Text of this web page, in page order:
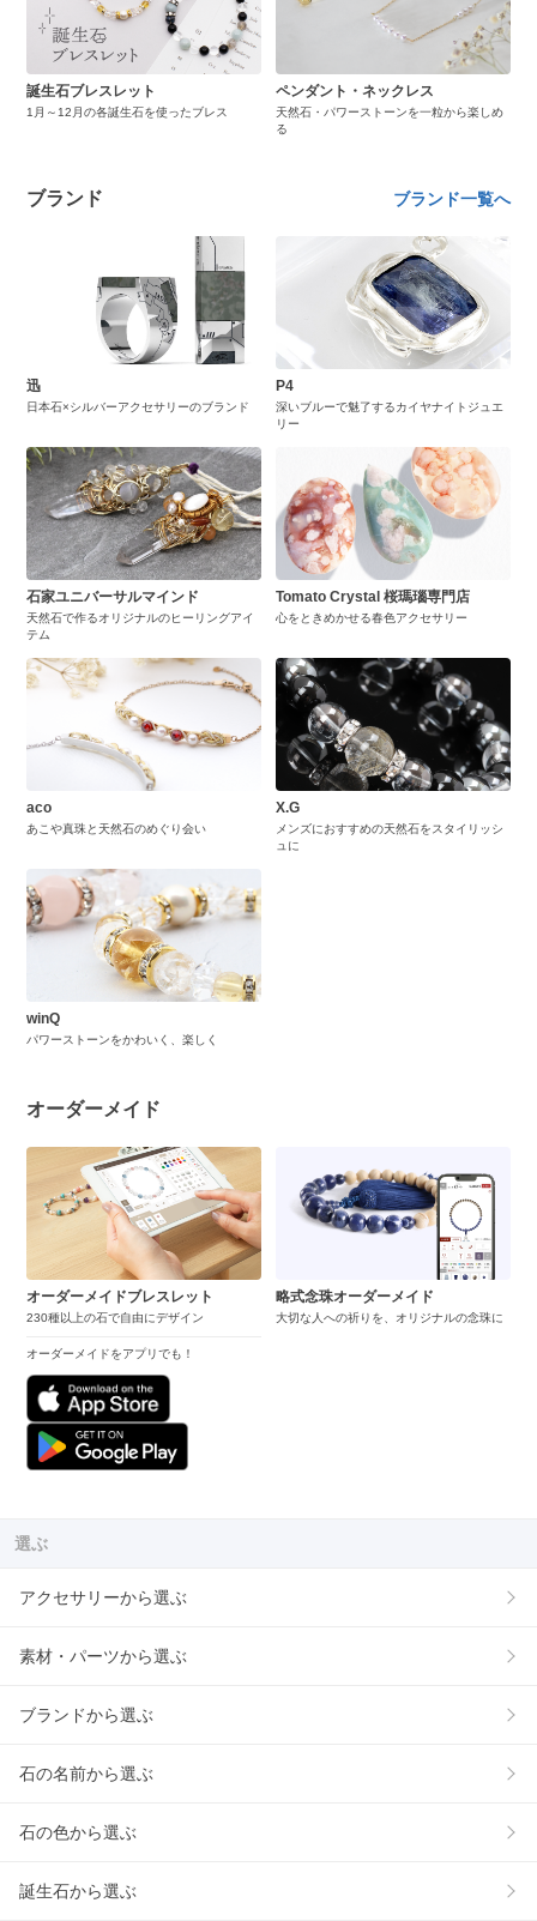
誕生石ブレスレット
1月～12月の各誕生石を使ったブレス
ペンダント・ネックレス
天然石・パワーストーンを一粒から楽しめ
る
ブランド ブランド一覧へ
迅
日本石×シルバーアクセサリーのブランド
P4
深いブルーで魅了するカイヤナイトジュエ
リー
石家ユニバーサルマインド
天然石で作るオリジナルのヒーリングアイ
テム
Tomato Crystal 桜瑪瑙専門店
心をときめかせる春色アクセサリー
aco
あこや真珠と天然石のめぐり会い
X.G
メンズにおすすめの天然石をスタイリッシ
ュに
winQ
パワーストーンをかわいく、楽しく
オーダーメイド
オーダーメイドブレスレット
230種以上の石で自由にデザイン
オーダーメイドをアプリでも！
略式念珠オーダーメイド
大切な人への祈りを、オリジナルの念珠に
選ぶ
アクセサリーから選ぶ
素材・パーツから選ぶ
ブランドから選ぶ
石の名前から選ぶ
石の色から選ぶ
誕生石から選ぶ